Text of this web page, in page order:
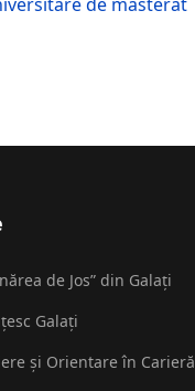
de Jos” din Galați
Galați
și Orientare în Carieră